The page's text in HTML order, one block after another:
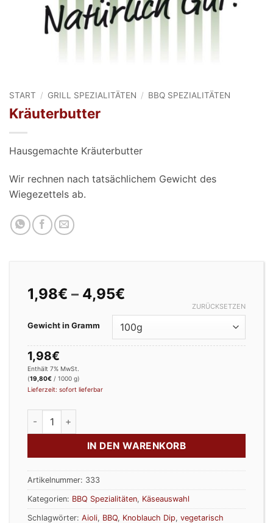
START / GRILL SPEZIALITÄTEN / BBQ SPEZIALITÄTEN
Kräuterbutter
Hausgemachte Kräuterbutter
Wir rechnen nach tatsächlichem Gewicht des
Wiegezettels ab.
1,98€ – 4,95€
bis
4,95€
Gewicht in Gramm
ZURÜCKSETZEN
1,98€
Enthält 7% MwSt.
(19,80€ / 1000 g)
Lieferzeit: sofort lieferbar
Kräuterbutter Menge
IN DEN WARENKORB
Artikelnummer: 333
Kategorien: BBQ Spezialitäten, Käseauswahl
Schlagwörter: Aioli, BBQ, Knoblauch Dip, vegetarisch